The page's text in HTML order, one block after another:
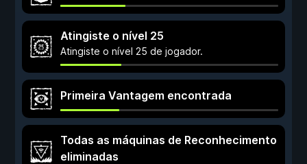
Atingiste o nível 25
Atingiste o nível 25 de jogador.
Primeira Vantagem encontrada
Todas as máquinas de Reconhecimento
eliminadas